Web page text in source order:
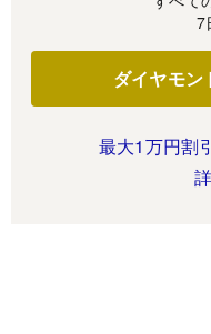
7
ダイヤモン
最大1万円割